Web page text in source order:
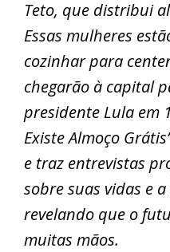
Teto, que distribui
Essas mulheres
cozinhar para
chegarão à capital
presidente Lula em
Existe Almoço
e traz entrevistas
sobre suas vidas e
revelando que o
muitas mãos.